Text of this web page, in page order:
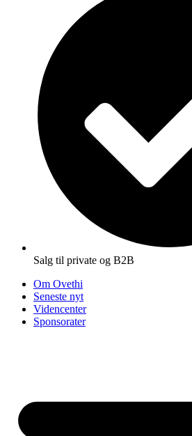
Salg til private og B2B
Om Ovethi
Seneste nyt
Videncenter
Sponsorater